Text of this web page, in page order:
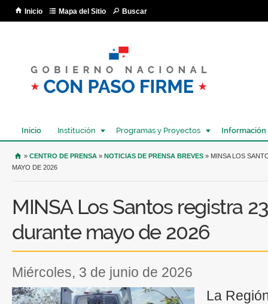
Inicio Mapa del Sitio Buscar
Inicio Institución Programas y Proyectos Información
USTED SE ENCUENTRA AQUÍ
» CENTRO DE PRENSA » NOTICIAS DE PRENSA BREVES » MINSA LOS
MAYO DE 2026
MINSA Los Santos registra
durante mayo de 2026
miércoles, 3 de junio de 2026
La